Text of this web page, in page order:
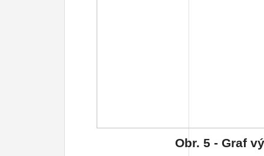
Obr. 5 - Graf